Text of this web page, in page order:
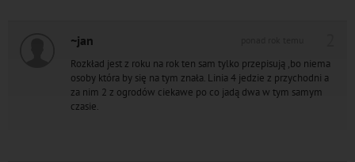
~jan
Rozkład jest z roku na rok ten sam tylko przepisują ,bo niema
osoby która by się na tym znała. Linia 4 jedzie z przychodni a
za nim 2 z ogrodów ciekawe po co jadą dwa w tym samym
czasie.